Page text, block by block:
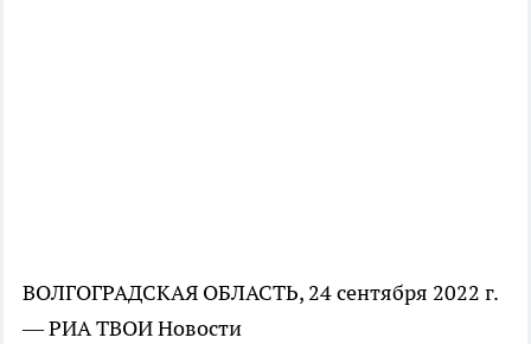
ВОЛГОГРАДСКАЯ ОБЛАСТЬ, 24 сентября 2022 г.
— РИА ТВОИ Новости